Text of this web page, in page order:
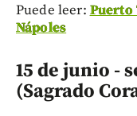
Puede leer: Puerto
Nápoles
15 de junio -
(Sagrado